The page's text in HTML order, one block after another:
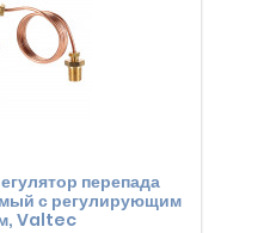
перепада
с регулирующим
Valtec